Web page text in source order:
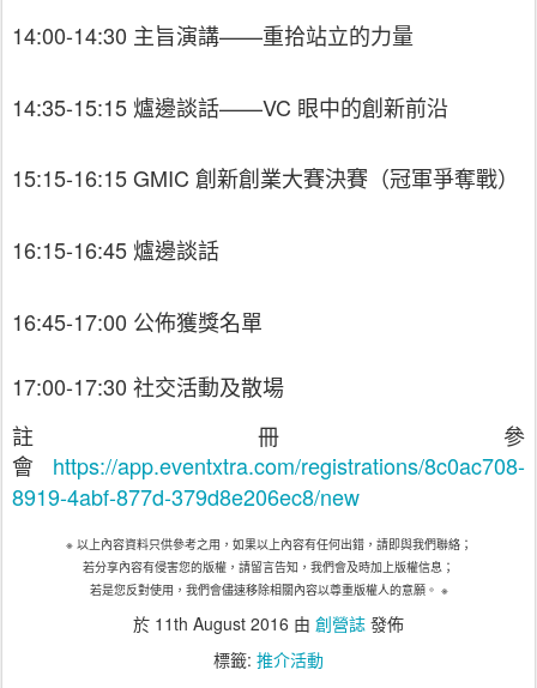
14:00-14:30 主旨演講——重拾站立的力量
14:35-15:15 爐邊談話——VC 眼中的創新前沿
15:15-16:15 GMIC 創新創業大賽決賽（冠軍爭奪戰）
16:15-16:45 爐邊談話
16:45-17:00 公佈獲獎名單
17:00-17:30 社交活動及散場
註冊參
會 https://app.eventxtra.com/registrations/8c0ac708-
8919-4abf-877d-379d8e206ec8/new
※ 以上內容資料只供參考之用，如果以上內容有任何出錯，請即與我們聯絡；
若分享內容有侵害您的版權，請留言告知，我們會及時加上版權信息；
若是您反對使用，我們會儘速移除相關內容以尊重版權人的意願。 ※
於 11th August 2016 由 創營誌 發佈
標籤: 推介活動